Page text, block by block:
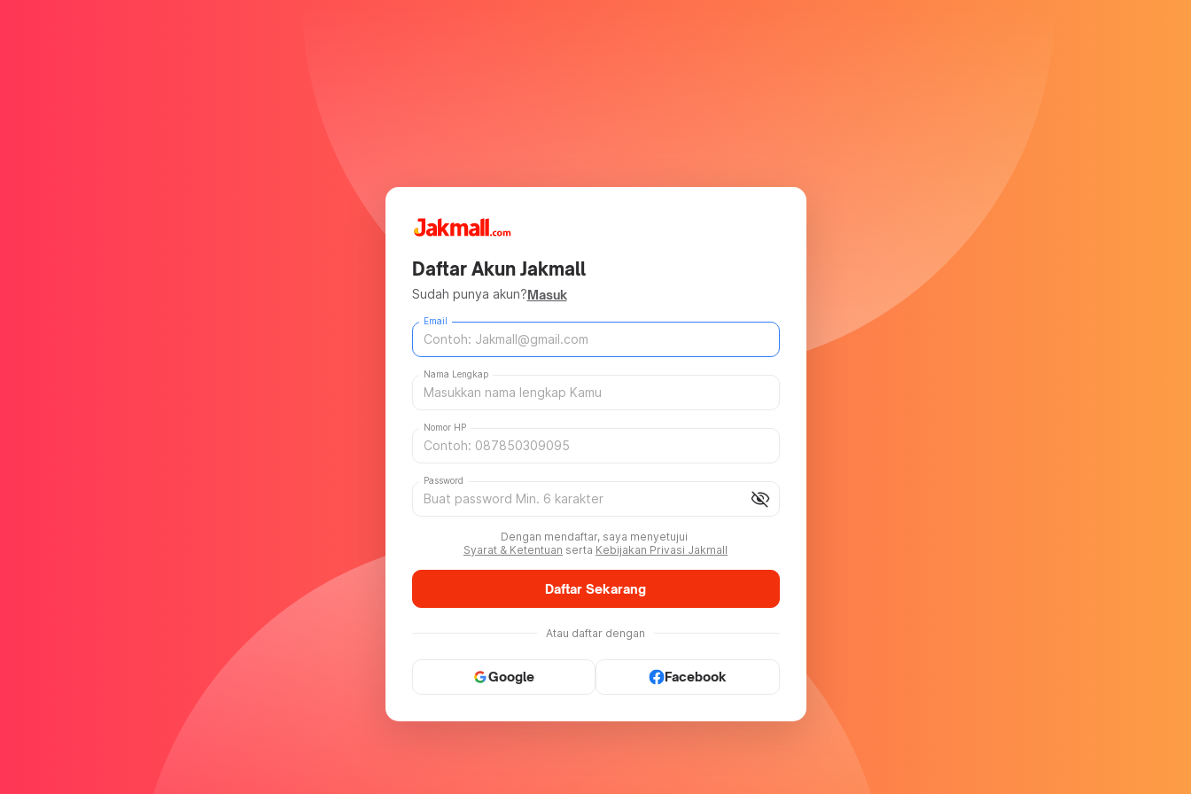
Daftar Akun Jakmall
Sudah punya akun?Masuk
Email
Nama Lengkap
Nomor HP
visibility_off
Password
Dengan mendaftar, saya menyetujui
Syarat & Ketentuan serta Kebijakan Privasi Jakmall
Daftar Sekarang
Atau daftar dengan
Google Facebook